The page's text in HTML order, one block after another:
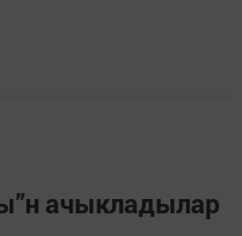
ачыкладылар